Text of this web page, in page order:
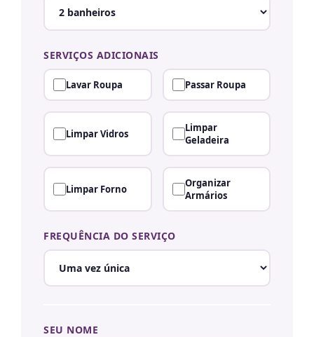
SERVIÇOS ADICIONAIS
Lavar Roupa Passar Roupa
Limpar Vidros
Limpar
Geladeira
Limpar Forno
Organizar
Armários
FREQUÊNCIA DO SERVIÇO
SEU NOME